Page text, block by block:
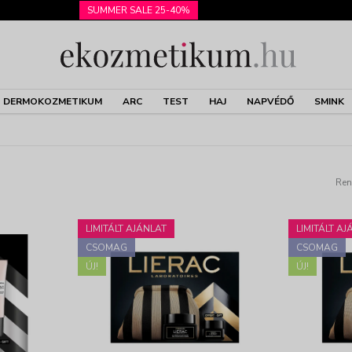
SUMMER SALE 25-40%
DERMOKOZMETIKUM ARC TEST HAJ NAPVÉDŐ SMINK
LIMITÁLT AJÁNLAT
CSOMAG
ÚJ!
LIMITÁLT
CSOMAG
ÚJ!